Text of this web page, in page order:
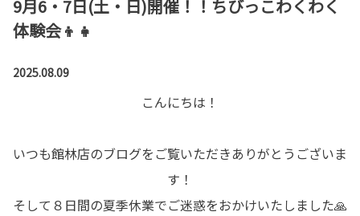
9月6・7日(土・日)開催！！ちびっこわくわく
体験会👦👧
2025.08.09
こんにちは！
いつも館林店のブログをご覧いただきありがとうございま
す！
そして８日間の夏季休業でご迷惑をおかけいたしました🙏